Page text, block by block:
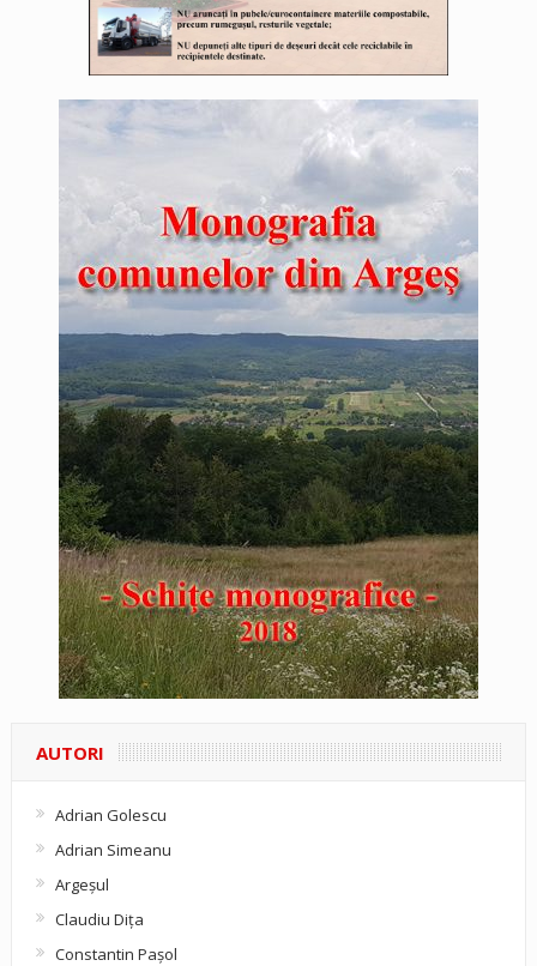
AUTORI
Adrian Golescu
Adrian Simeanu
Argeşul
Claudiu Diţa
Constantin Pașol